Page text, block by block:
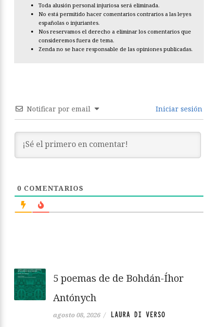
Toda alusión personal injuriosa será eliminada.
No está permitido hacer comentarios contrarios a las leyes
españolas o injuriantes.
Nos reservamos el derecho a eliminar los comentarios que
consideremos fuera de tema.
Zenda no se hace responsable de las opiniones publicadas.
Notificar por email Iniciar sesión
0 COMENTARIOS
5 poemas de de Bohdán-Íhor
Antónych
agosto 08, 2026 / LAURA DI VERSO